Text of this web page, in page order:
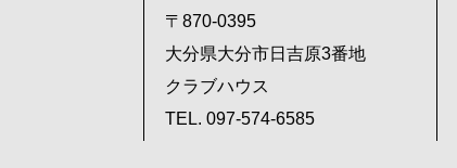
〒870-0395
大分県大分市日吉原3番地
クラブハウス
TEL. 097-574-6585